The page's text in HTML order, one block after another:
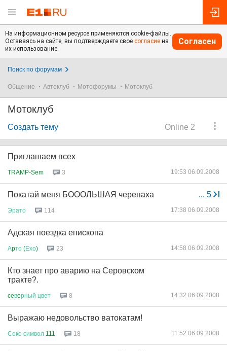
На информационном ресурсе применяются cookie-файлы.
Оставаясь на сайте, вы подтверждаете свое согласие на
их использование.
Согласен
Поиск по форумам
Общение Автоклуб Мотофорумы Мотоклуб
Мотоклуб
Online 2
Создать тему
Приглашаем всех
TRAMP-Sem 3 19:53 06.09.2008
... 5
Покатай меня БОООЛЬШАЯ черепаха
Эрато 114 17:38 06.09.2008
Адская поездка епископа
Аpто (Ехо) 23 14:58 06.09.2008
Кто знает про аварию на Серовском
тракте?.
ceвeрный цвет 8 14:32 06.09.2008
Выражаю недовольство ватокатам!
Секс-символ 111 18 11:52 06.09.2008